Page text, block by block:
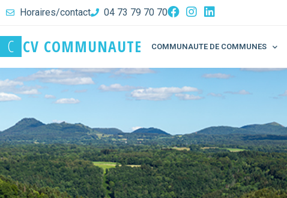
Horaires/contact 04 73 79 70 70
C CV COMMUNAUTE COMMUNAUTE DE COMMUNES